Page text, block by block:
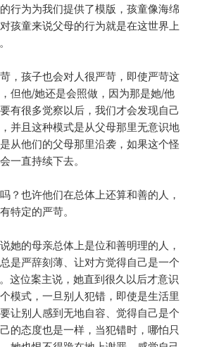
行为为我们提供了模版，孩童像海绵
孩童来说父母的行为就是在这世界上
，孩子也会对人很严苛，即使严苛这
但他/她还是会照做，因为那是她/他
有很多觉察以后，我们才会发现自己
并且这种模式是从父母那里无意识地
从他们的父母那里沿袭，如果这个怪
一直持续下去。
？也许他们在总体上还算和善的人，
特定的严苛。
她的母亲总体上是位和善明理的人，
是严辞刻薄、让对方觉得自己是一个
这位案主说，她直到很久以后才意识
模式，一旦别人犯错，即使是生活里
让别人感到无地自容、觉得自己是个
的态度也是一样，当犯错时，哪怕只